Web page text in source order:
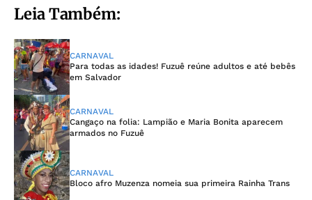
Leia Também:
CARNAVAL
Para todas as idades! Fuzuê reúne adultos e até bebês
em Salvador
CARNAVAL
Cangaço na folia: Lampião e Maria Bonita aparecem
armados no Fuzuê
CARNAVAL
Bloco afro Muzenza nomeia sua primeira Rainha Trans